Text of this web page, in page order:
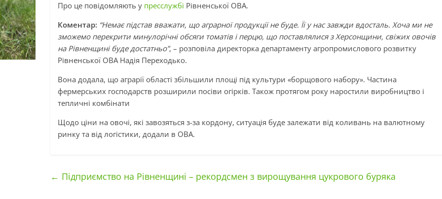
Про це повідомляють у пресслужбі Рівненської ОВА.
Коментар: “Немає підстав вважати, що аграрної продукції не буде. Її у нас завжди вдосталь. Хоча ми не
зможемо перекрити минулорічні обсяги томатів і перцю, що поставлялися з Херсонщини, свіжих овочів
на Рівненщині буде достатньо”, – розповіла директорка департаменту агропромислового розвитку
Рівненської ОВА Надія Переходько.
Вона додала, що аграрії області збільшили площі під культури «борщового набору». Частина
фермерських господарств розширили посіви огірків. Також протягом року наростили виробництво і
тепличні комбінати
Щодо ціни на овочі, які завозяться з-за кордону, ситуація буде залежати від коливань на валютному
ринку та від логістики, додали в ОВА.
← Підприємство на Рівненщині – рекордсмен з вирощування цукрового буряка